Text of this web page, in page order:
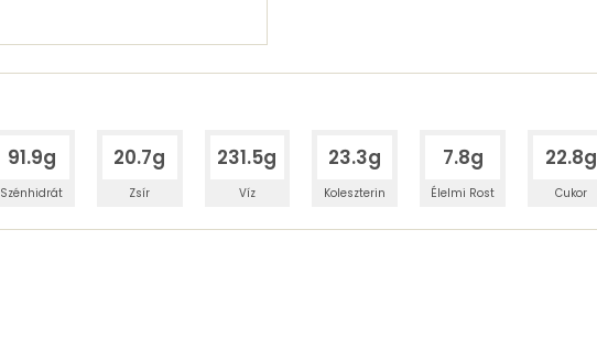
91.9g
Szénhidrát
20.7g
Zsír
231.5g
Víz
23.3g
Koleszterin
7.8g
Élelmi Rost
22.8g
Cukor